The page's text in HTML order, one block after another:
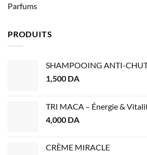
Parfums
PRODUITS
SHAMPOOING ANTI-
1,500 DA
TRI MACA – Énergie &
4,000 DA
CRÈME MIRACLE